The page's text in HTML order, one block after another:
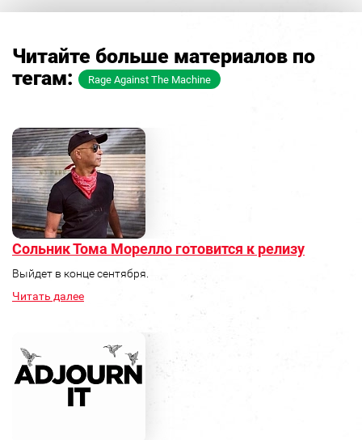
Читайте больше материалов по
тегам:
Rage Against The Machine
Сольник Тома Морелло готовится к релизу
Выйдет в конце сентября.
Читать далее